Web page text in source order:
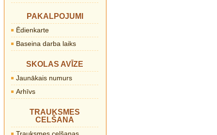
PAKALPOJUMI
Ēdienkarte
Baseina darba laiks
SKOLAS AVĪZE
Jaunākais numurs
Arhīvs
TRAUKSMES
CELŠANA